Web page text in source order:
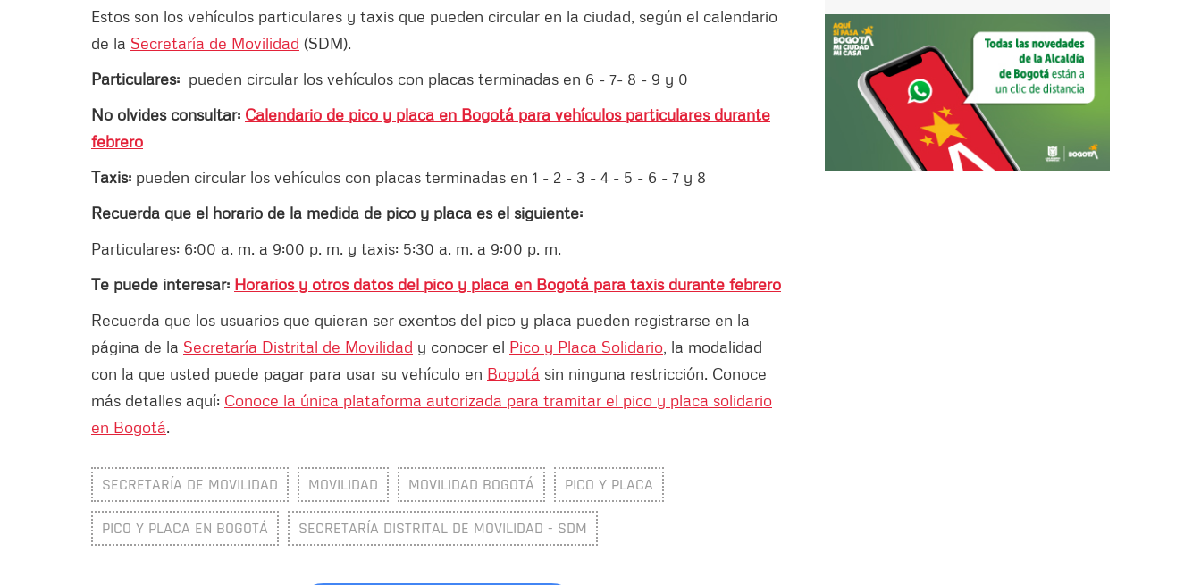
Estos son los vehículos particulares y taxis que pueden circular en la ciudad, según el calendario
de la Secretaría de Movilidad (SDM).
Particulares: pueden circular los vehículos con placas terminadas en 6 - 7- 8 - 9 y 0
No olvides consultar: Calendario de pico y placa en Bogotá para vehículos particulares durante
febrero
Taxis: pueden circular los vehículos con placas terminadas en 1 - 2 - 3 - 4 - 5 - 6 - 7 y 8
Recuerda que el horario de la medida de pico y placa es el siguiente:
Particulares: 6:00 a. m. a 9:00 p. m. y taxis: 5:30 a. m. a 9:00 p. m.
Te puede interesar: Horarios y otros datos del pico y placa en Bogotá para taxis durante febrero
Recuerda que los usuarios que quieran ser exentos del pico y placa pueden registrarse en la
página de la Secretaría Distrital de Movilidad y conocer el Pico y Placa Solidario , la modalidad
con la que usted puede pagar para usar su vehículo en Bogotá sin ninguna restricción. Conoce
más detalles aquí: Conoce la única plataforma autorizada para tramitar el pico y placa solidario
en Bogotá.
SECRETARÍA DE MOVILIDAD MOVILIDAD MOVILIDAD BOGOTÁ PICO Y PLACA
PICO Y PLACA EN BOGOTÁ SECRETARÍA DISTRITAL DE MOVILIDAD - SDM